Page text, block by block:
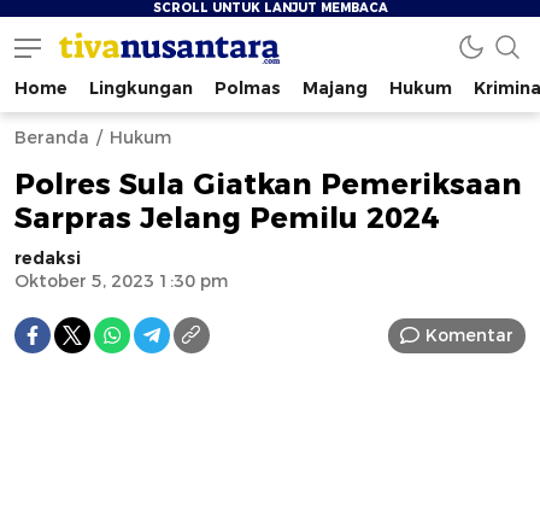
tivanusantara.com
Berita Nusantara
Home Lingkungan Polmas Majang Hukum
Beranda Hukum
Polres Sula Giatkan Pemeriksaan
Sarpras Jelang Pemilu 2024
redaksi
Oktober 5, 2023 1:30 pm
Komentar